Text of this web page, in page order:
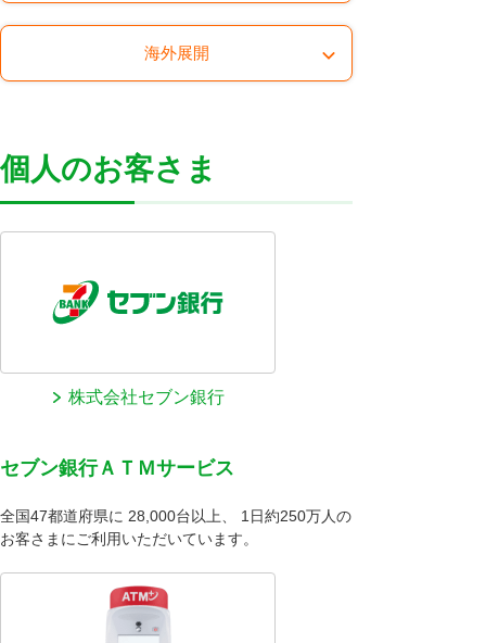
海外展開
個人のお客さま
株式会社セブン銀行
セブン銀行ＡＴＭサービス
全国47都道府県に 28,000台以上、 1日約250万人の
お客さまにご利用いただいています。